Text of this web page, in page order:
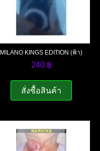
MILANO KINGS EDITION (ฟ้า)
240 ฿
สั่งซื้อสินค้า